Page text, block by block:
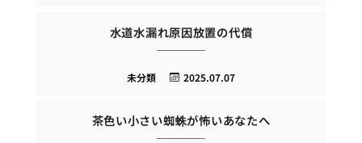
水道水漏れ原因放置の代償
2025.07.07
未分類
茶色い小さい蜘蛛が怖いあなたへ